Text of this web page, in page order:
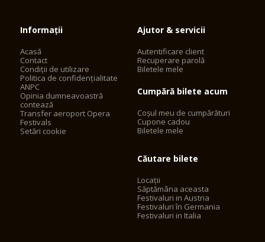
Informații
Acasă
Contact
Condiții de utilizare
Politica de confidențialitate
ANPC
Opinia dumneavoastră
contează
Transfer aeroport Opera
Festivals
Setări cookie
Ajutor & servicii
Autentificare client
Recuperare parolă
Biletele mele
Cumpără bilete acum
Coșul meu de cumpărături
Cupone cadou
Biletele mele
Căutare bilete
Locații
Săptămâna aceasta
Festivaluri in Austria
Festivaluri în Germania
Festivaluri in Italia